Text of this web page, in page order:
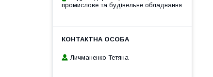
промислове та будівельне обладнання
Личманенко Тетяна